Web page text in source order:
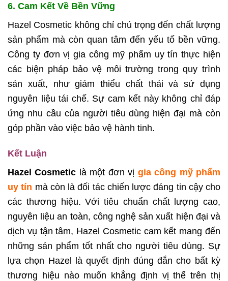
6. Cam Kết Về Bền Vững
Hazel Cosmetic không chỉ chú trọng đến chất lượng
sản phẩm mà còn quan tâm đến yếu tố bền vững.
Công ty đơn vị gia công mỹ phẩm uy tín thực hiện
các biện pháp bảo vệ môi trường trong quy trình
sản xuất, như giảm thiểu chất thải và sử dụng
nguyên liệu tái chế. Sự cam kết này không chỉ đáp
ứng nhu cầu của người tiêu dùng hiện đại mà còn
góp phần vào việc bảo vệ hành tinh.
Kết Luận
Hazel Cosmetic là một đơn vị gia công mỹ phẩm
uy tín mà còn là đối tác chiến lược đáng tin cậy cho
các thương hiệu. Với tiêu chuẩn chất lượng cao,
nguyên liệu an toàn, công nghệ sản xuất hiện đại và
dịch vụ tận tâm, Hazel Cosmetic cam kết mang đến
những sản phẩm tốt nhất cho người tiêu dùng. Sự
lựa chọn Hazel là quyết định đúng đắn cho bất kỳ
thương hiệu nào muốn khẳng định vị thế trên thị